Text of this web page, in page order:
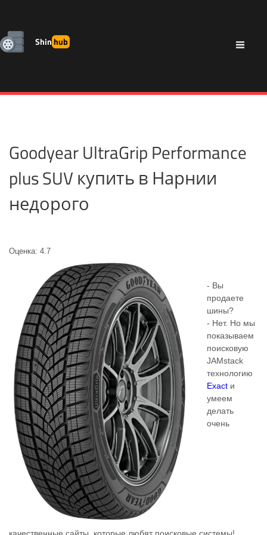
Shinhub
Goodyear UltraGrip Performance
plus SUV купить в Нарнии
недорого
Оценка: 4.7
- Вы
продаете
шины?
- Нет. Но мы
показываем
поисковую
JAMstack
технологию
Exact и
умеем
делать
очень